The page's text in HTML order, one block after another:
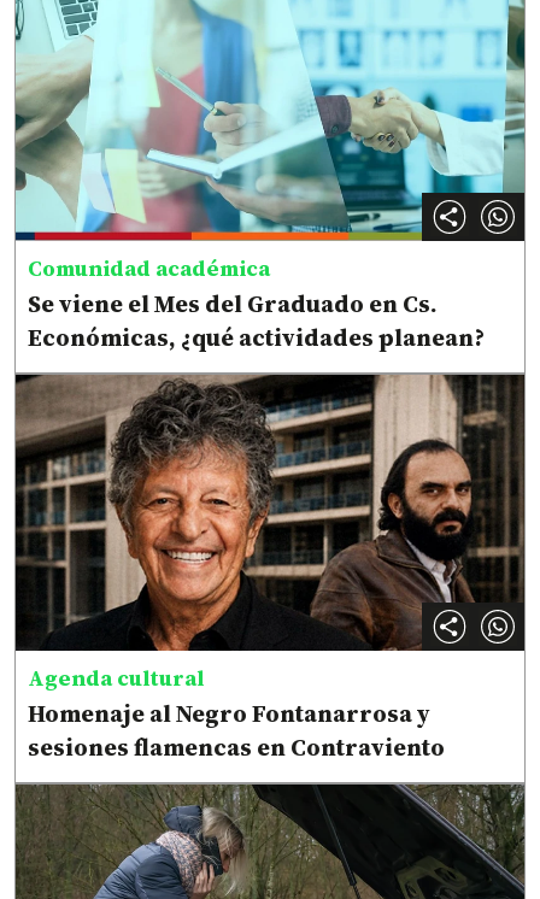
Comunidad académica
Se viene el Mes del Graduado en Cs.
Económicas, ¿qué actividades planean?
Agenda cultural
Homenaje al Negro Fontanarrosa y
sesiones flamencas en Contraviento